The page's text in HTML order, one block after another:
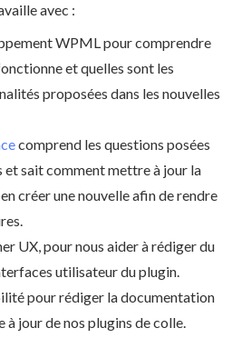
avec :
WPML pour comprendre
et quelles sont les
proposées dans les nouvelles
comprend les questions posées
et sait comment mettre à jour la
créer une nouvelle afin de rendre
UX, pour nous aider à rédiger du
utilisateur du plugin.
pour rédiger la documentation
à jour de nos plugins de colle.